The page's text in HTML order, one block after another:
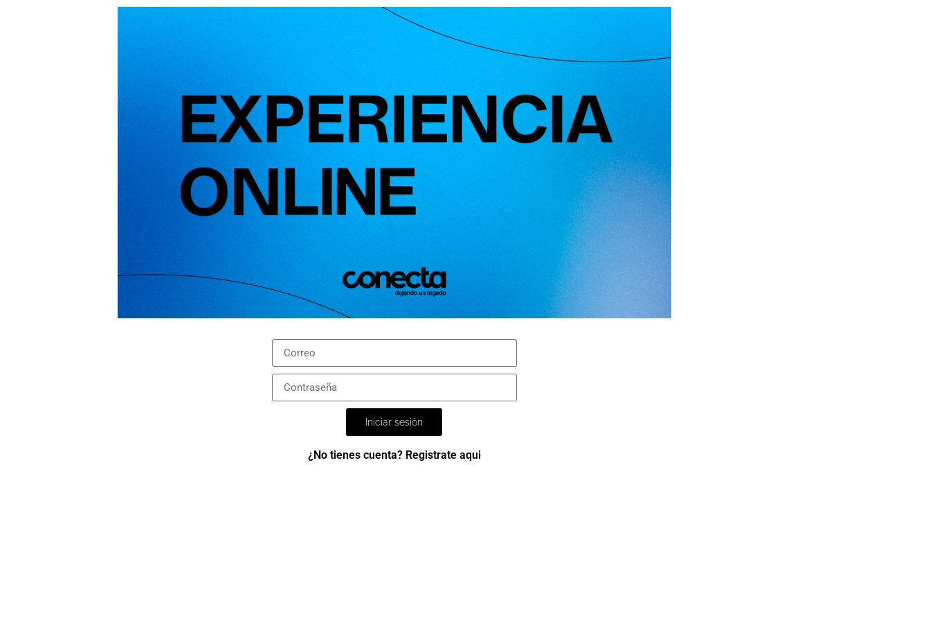
Iniciar sesión
¿No tienes cuenta? Registrate aqui